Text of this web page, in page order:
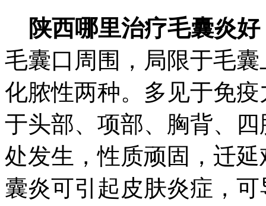
陕西哪里治疗毛囊炎好
毛囊口周围，局限于毛
化脓性两种。多见于免
于头部、项部、胸背、
处发生，性质顽固，迁
囊炎可引起皮肤炎症，